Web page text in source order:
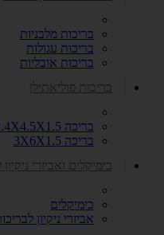
בריכות מלבניות
בריכות עגולות
בריכות אובליות
בריכות פוליאתילן
בריכה 2.4X4.5X1.5
בריכה 3X6X1.5
כימיקלים ואביזרי
כימיקלים
אביזרי ניקיון